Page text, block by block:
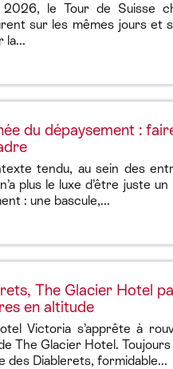
le Tour de Suisse
sur les mêmes jours et
la...
du dépaysement :
tendu, au sein des
plus le luxe d’être juste
: une bascule,...
The Glacier Hotel
en altitude
Victoria s’apprête à
The Glacier Hotel.
des Diablerets, formidable...